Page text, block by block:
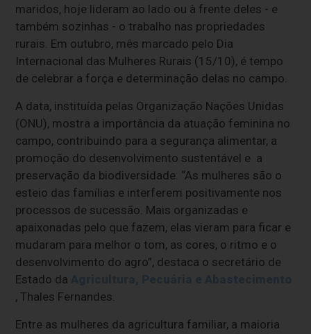
maridos, hoje lideram ao lado ou à frente deles - e
também sozinhas - o trabalho nas propriedades
rurais. Em outubro, mês marcado pelo Dia
Internacional das Mulheres Rurais (15/10), é tempo
de celebrar a força e determinação delas no campo.
A data, instituída pelas Organização Nações Unidas
(ONU), mostra a importância da atuação feminina no
campo, contribuindo para a segurança alimentar, a
promoção do desenvolvimento sustentável e a
preservação da biodiversidade. “As mulheres são o
esteio das famílias e interferem positivamente nos
processos de sucessão. Mais organizadas e
apaixonadas pelo que fazem, elas vieram para ficar e
mudaram para melhor o tom, as cores, o ritmo e o
desenvolvimento do agro”, destaca o secretário de
Estado da
, Thales Fernandes.
Entre as mulheres da agricultura familiar, a maioria